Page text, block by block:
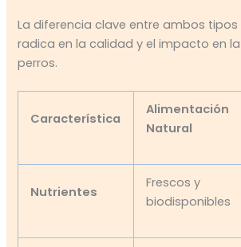
La diferencia clave entre ambos
radica en la calidad y el impacto en
perros.
Característica
Alimentación
Natural
Nutrientes
Frescos y
biodisponibles